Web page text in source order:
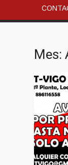
Mes: